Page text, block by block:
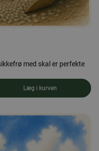
med skal er perfekte
solsikkefrø 15 kg
Læg i kurven